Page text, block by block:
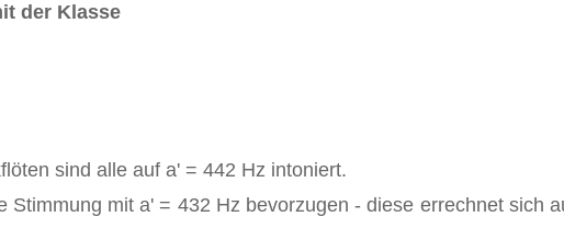
der Klasse
sind alle auf a' = 442 Hz intoniert.
Stimmung mit a' = 432 Hz bevorzugen - diese errechnet sich